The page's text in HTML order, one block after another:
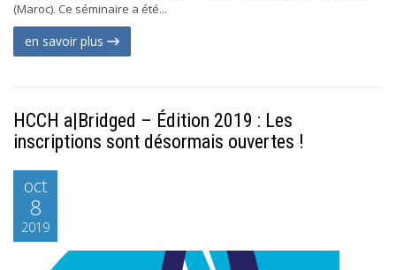
(Maroc). Ce séminaire a été...
en savoir plus
HCCH a|Bridged – Édition 2019 : Les
inscriptions sont désormais ouvertes !
oct
8
2019